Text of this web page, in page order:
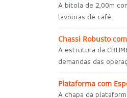
A bitola de 2,00m
lavouras de café.
Chassi Robusto
A estrutura da
demandas das
Plataforma com
A chapa da